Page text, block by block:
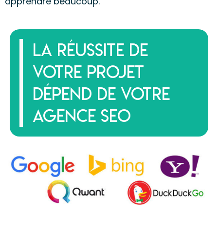
La réussite de
votre projet
dépend de votre
agence seo